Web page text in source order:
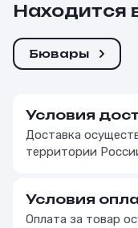
Находится
Бювары
Условия
Доставка
территории
Условия
Оплата за товар